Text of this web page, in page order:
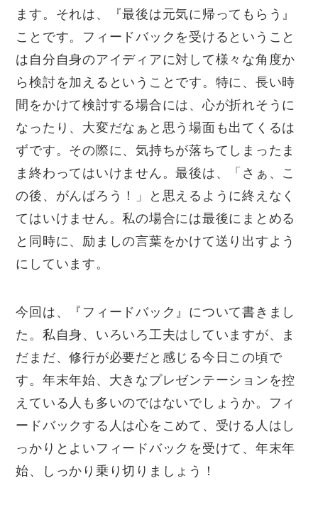
ます。それは、『最後は元気に帰ってもらう』
ことです。フィードバックを受けるということ
は自分自身のアイディアに対して様々な角度か
ら検討を加えるということです。特に、長い時
間をかけて検討する場合には、心が折れそうに
なったり、大変だなぁと思う場面も出てくるは
ずです。その際に、気持ちが落ちてしまったま
ま終わってはいけません。最後は、「さぁ、こ
の後、がんばろう！」と思えるように終えなく
てはいけません。私の場合には最後にまとめる
と同時に、励ましの言葉をかけて送り出すよう
にしています。
今回は、『フィードバック』について書きまし
た。私自身、いろいろ工夫はしていますが、ま
だまだ、修行が必要だと感じる今日この頃で
す。年末年始、大きなプレゼンテーションを控
えている人も多いのではないでしょうか。フィ
ードバックする人は心をこめて、受ける人はし
っかりとよいフィードバックを受けて、年末年
始、しっかり乗り切りましょう！